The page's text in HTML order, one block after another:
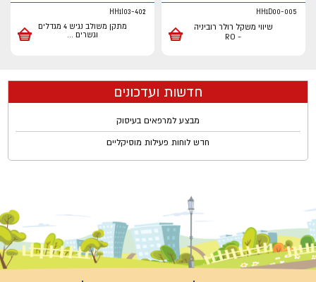
HH1D00-005
שיווי משקל רולר רוביניה
- RO
HH1I03-402
מתקן משולב נגיש 4 מגדלים
וגשרים ...
חדשות ועדכונים
מבצע למרפאים בעיסוק
חדש לוחות פעילות מוסיקליים